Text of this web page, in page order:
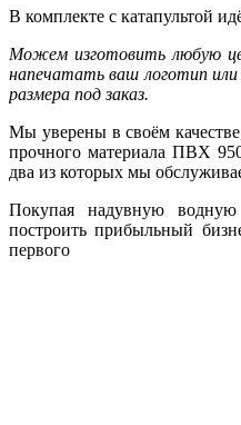
В комплекте с катапультой
Можем изготовить любую
напечатать ваш логотип
размера под заказ.
Мы уверены в своём
прочного материала ПВХ
два из которых мы
Покупая надувную
построить прибыльный